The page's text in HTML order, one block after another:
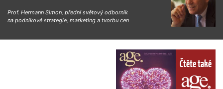
Prof. Hermann Simon, přední světový odborník
na podnikové strategie, marketing a tvorbu cen
Čtěte také